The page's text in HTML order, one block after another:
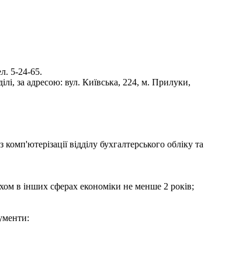
5-24-65.
за адресою: вул. Київська, 224, м. Прилуки,
відділу бухгалтерського обліку та
в інших сферах економіки не менше 2 років;